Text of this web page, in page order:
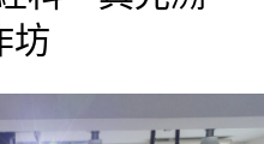
坊